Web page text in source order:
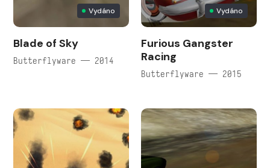
Vydáno
Blade of Sky
Butterflyware — 2014
Vydáno
Furious Gangster
Racing
Butterflyware — 2015